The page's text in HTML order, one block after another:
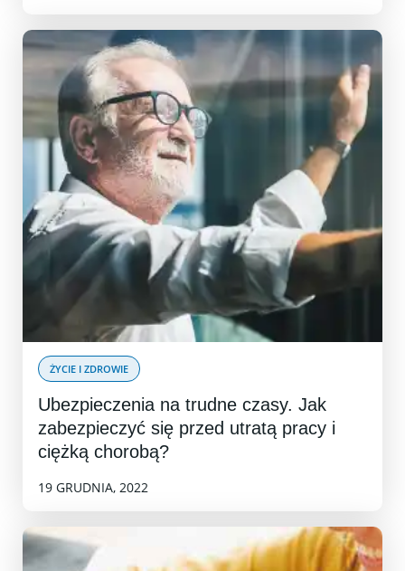
ŻYCIE I ZDROWIE
Ubezpieczenia na trudne czasy. Jak
zabezpieczyć się przed utratą pracy i
ciężką chorobą?
19 GRUDNIA, 2022